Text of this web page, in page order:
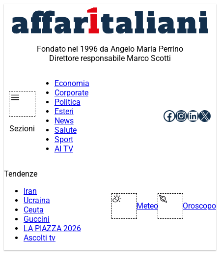
contenuto
Fondato nel 1996 da Angelo Maria Perrino
Direttore responsabile Marco Scotti
Sezioni
Economia
Corporate
Politica
Esteri
News
Salute
Sport
AI TV
Facebook
X
Tendenze
Iran
Ucraina
Ceuta
Guccini
LA PIAZZA 2026
Ascolti tv
Meteo Oroscopo